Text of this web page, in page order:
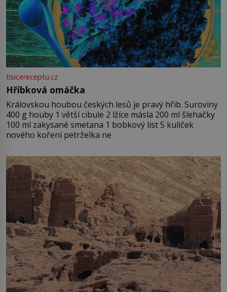
tisicereceptu.cz
Hříbková omáčka
Královskou houbou českých lesů je pravý hřib. Suroviny
400 g houby 1 větší cibule 2 lžíce másla 200 ml šlehačky
100 ml zakysané smetana 1 bobkový list 5 kuliček
nového koření petrželka ne